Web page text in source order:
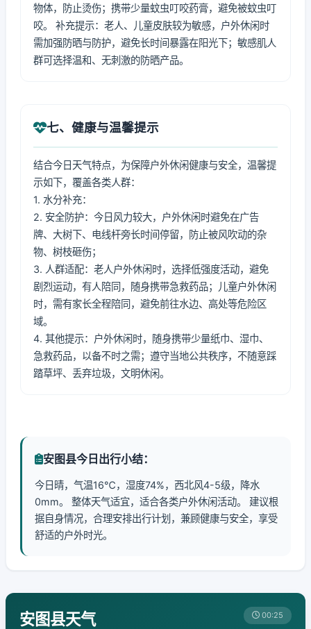
物体，防止烫伤；携带少量蚊虫叮咬药膏，避免被蚊虫叮
咬。 补充提示：老人、儿童皮肤较为敏感，户外休闲时
需加强防晒与防护，避免长时间暴露在阳光下；敏感肌人
群可选择温和、无刺激的防晒产品。
七、健康与温馨提示
结合今日天气特点，为保障户外休闲健康与安全，温馨提
示如下，覆盖各类人群：
1. 水分补充：
2. 安全防护：今日风力较大，户外休闲时避免在广告
牌、大树下、电线杆旁长时间停留，防止被风吹动的杂
物、树枝砸伤；
3. 人群适配：老人户外休闲时，选择低强度活动，避免
剧烈运动，有人陪同，随身携带急救药品；儿童户外休闲
时，需有家长全程陪同，避免前往水边、高处等危险区
域。
4. 其他提示：户外休闲时，随身携带少量纸巾、湿巾、
急救药品，以备不时之需；遵守当地公共秩序，不随意踩
踏草坪、丢弃垃圾，文明休闲。
安图县今日出行小结：
今日晴，气温16℃，湿度74%，西北风4-5级，降水
0mm。 整体天气适宜，适合各类户外休闲活动。 建议根
据自身情况，合理安排出行计划，兼顾健康与安全，享受
舒适的户外时光。
安图县天气 00:25